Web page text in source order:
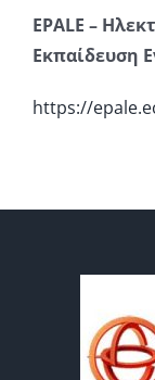
EPALE –
Εκπαίδευση
https://